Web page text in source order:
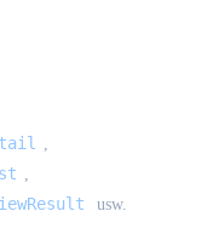
usw.